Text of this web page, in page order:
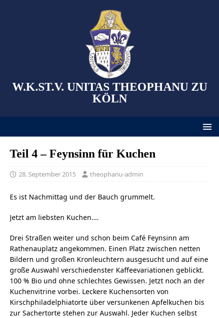
W.K.ST.V. UNITAS THEOPHANU ZU
KÖLN
Teil 4 – Feynsinn für Kuchen
28. September 2015 theophanu-admin
Es ist Nachmittag und der Bauch grummelt.
Jetzt am liebsten Kuchen….
Drei Straßen weiter und schon beim Café Feynsinn am
Rathenauplatz angekommen. Einen Platz zwischen netten
Bildern und großen Kronleuchtern ausgesucht und auf eine
große Auswahl verschiedenster Kaffeevariationen geblickt.
100 % Bio und ohne schlechtes Gewissen. Jetzt noch an der
Kuchenvitrine vorbei. Leckere Kuchensorten von
Kirschphiladelphiatorte über versunkenen Apfelkuchen bis
zur Sachertorte stehen zur Auswahl. Jeder Kuchen selbst